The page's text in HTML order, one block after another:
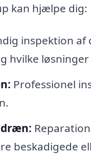
kan hjælpe dig:
inspektion
hvilke
Professionel
dræn:
beskadigede